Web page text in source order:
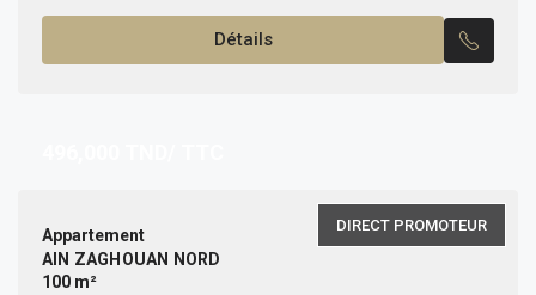
est composé de: -Un salon, une salle à manger...
Détails
DIRECT PROMOTEUR
Appartement
AIN ZAGHOUAN NORD
100 m²